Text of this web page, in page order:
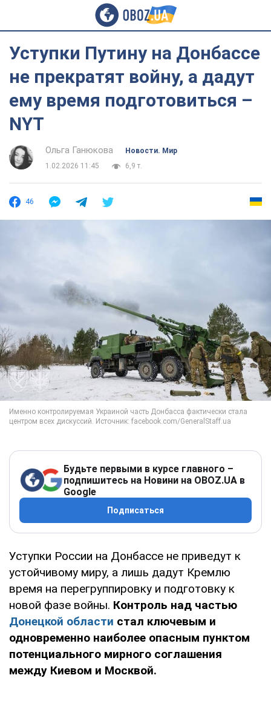
Уступки Путину на Донбассе
не прекратят войну, а дадут
ему время подготовиться –
NYT
Ольга Ганюкова
Новости. Мир
1.02.2026 11:45
6,9 т.
46
Будьте первыми в курсе главного –
подпишитесь на Новини на OBOZ.UA в
Google
Подписаться
Уступки России на Донбассе не приведут к
устойчивому миру, а лишь дадут Кремлю
время на перегруппировку и подготовку к
новой фазе войны. Контроль над частью
Донецкой области стал ключевым и
одновременно наиболее опасным пунктом
потенциального мирного соглашения
между Киевом и Москвой.